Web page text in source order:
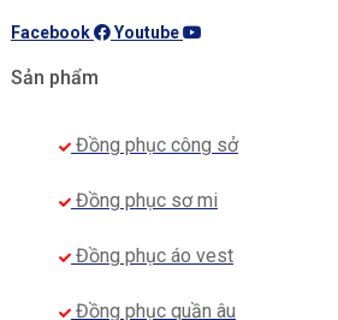
Facebook Youtube
Sản phẩm
Đồng phục công sở
Đồng phục sơ mi
Đồng phục áo vest
Đồng phục quần âu